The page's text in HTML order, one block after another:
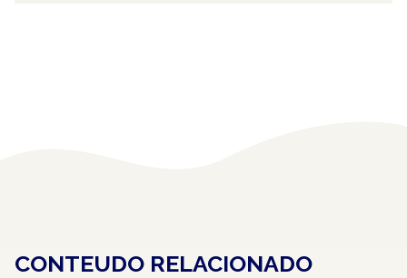
CONTEUDO RELACIONADO